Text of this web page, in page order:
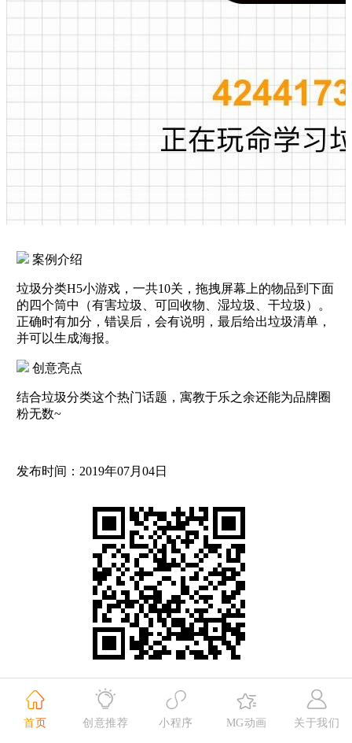
案例介绍
垃圾分类H5小游戏，一共10关，拖拽屏幕上的物品到下面
的四个筒中（有害垃圾、可回收物、湿垃圾、干垃圾）。
正确时有加分，错误后，会有说明，最后给出垃圾清单，
并可以生成海报。
创意亮点
结合垃圾分类这个热门话题，寓教于乐之余还能为品牌圈
粉无数~
发布时间：2019年07月04日
扫一扫，试玩一下
我要定制
首页 创意推荐 小程序 MG动画 关于我们